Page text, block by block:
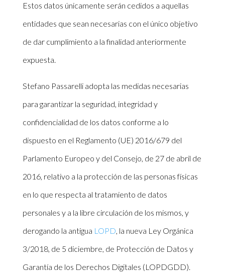
Estos datos únicamente serán cedidos a aquellas
entidades que sean necesarias con el único objetivo
de dar cumplimiento a la finalidad anteriormente
expuesta.
Stefano Passarelli adopta las medidas necesarias
para garantizar la seguridad, integridad y
confidencialidad de los datos conforme a lo
dispuesto en el Reglamento (UE) 2016/679 del
Parlamento Europeo y del Consejo, de 27 de abril de
2016, relativo a la protección de las personas físicas
en lo que respecta al tratamiento de datos
personales y a la libre circulación de los mismos, y
derogando la antigua LOPD, la nueva Ley Orgánica
3/2018, de 5 diciembre, de Protección de Datos y
Garantía de los Derechos Digitales (LOPDGDD).